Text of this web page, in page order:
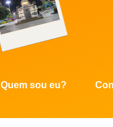
Quem sou eu?